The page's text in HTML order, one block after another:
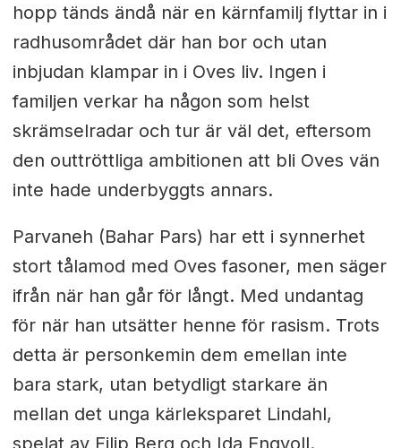
hopp tänds ändå när en kärnfamilj flyttar in i
radhusområdet där han bor och utan
inbjudan klampar in i Oves liv. Ingen i
familjen verkar ha någon som helst
skrämselradar och tur är väl det, eftersom
den outtröttliga ambitionen att bli Oves vän
inte hade underbyggts annars.
Parvaneh (Bahar Pars) har ett i synnerhet
stort tålamod med Oves fasoner, men säger
ifrån när han går för långt. Med undantag
för när han utsätter henne för rasism. Trots
detta är personkemin dem emellan inte
bara stark, utan betydligt starkare än
mellan det unga kärleksparet Lindahl,